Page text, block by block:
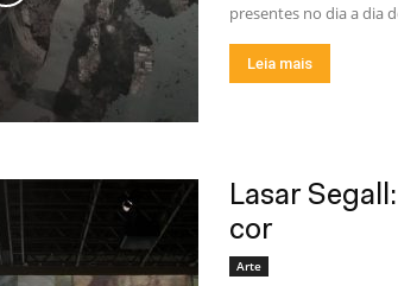
presentes no dia a dia
Leia mais
Lasar
cor
Arte